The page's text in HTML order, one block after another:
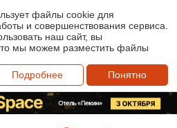
файлы cookie для
и совершенствования сервиса.
наш сайт, вы
мы можем разместить файлы
Подробнее
Понятно